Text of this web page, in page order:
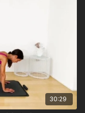
30:29